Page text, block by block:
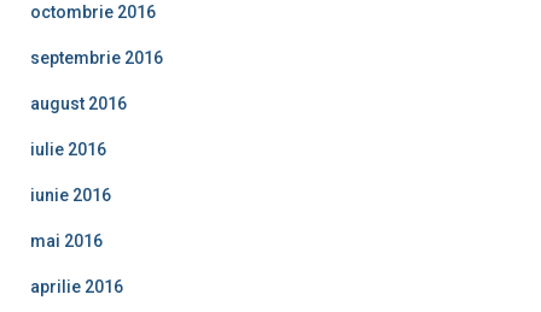
octombrie 2016
septembrie 2016
august 2016
iulie 2016
iunie 2016
mai 2016
aprilie 2016